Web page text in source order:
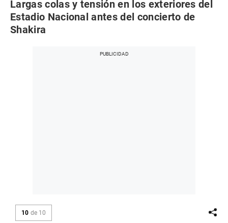
Largas colas y tensión en los exteriores del
Estadio Nacional antes del concierto de
Shakira
10 de 10